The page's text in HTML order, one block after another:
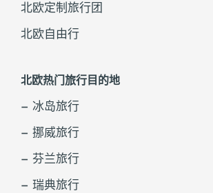
北欧定制旅行团
北欧自由行
北欧热门旅行目的地
– 冰岛旅行
– 挪威旅行
– 芬兰旅行
– 瑞典旅行